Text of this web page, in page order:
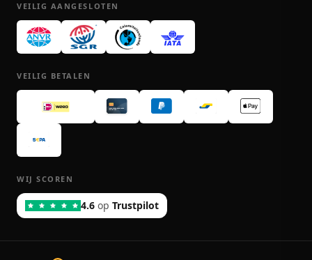
VEILIG AANGESLOTEN
VEILIG BETALEN
WIJ SCOREN
4.6 op Trustpilot